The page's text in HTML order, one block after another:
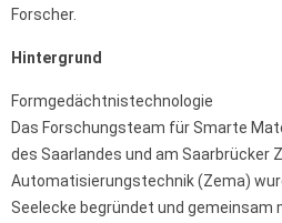
Forscher.
Hintergrund
Formgedächtnistechnologie
Das Forschungsteam für Smarte
des Saarlandes und am Saarbrücker
Automatisierungstechnik (Zema)
Seelecke begründet und gemeinsam